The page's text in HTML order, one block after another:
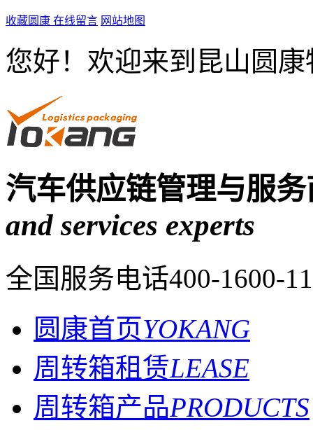
收藏圆康 在线留言 网站地图
您好！欢迎来到昆山圆
汽车供应链管理与服务
and services experts
全国服务电话400-1600-
圆康首页YOKANG
周转箱租赁LEASE
周转箱产品PRODUCTS